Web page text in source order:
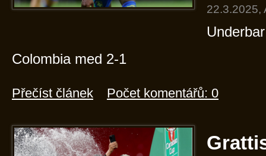
22.3.2025,
Colombia med 2-1
Přečíst článek Počet komentářů: 0